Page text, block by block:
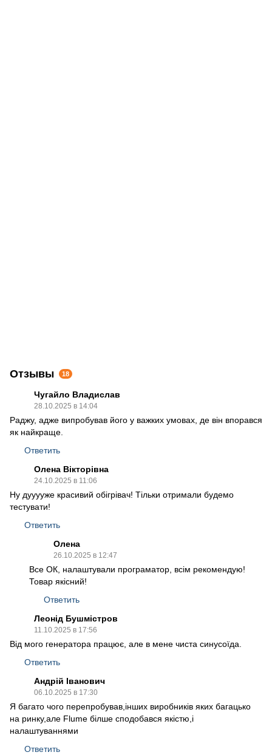
Отзывы 18
Чугайло Владислав
28.10.2025 в 14:04
Раджу, адже випробував його у важких умовах, де він впорався
як найкраще.
Ответить
Олена Вікторівна
24.10.2025 в 11:06
Ну дууууже красивий обігрівач! Тільки отримали будемо
тестувати!
Ответить
Олена
26.10.2025 в 12:47
Все ОК, налаштували програматор, всім рекомендую!
Товар якісний!
Ответить
Леонід Бушмістров
11.10.2025 в 17:56
Від мого генератора працює, але в мене чиста синусоїда.
Ответить
Андрій Іванович
06.10.2025 в 17:30
Я багато чого перепробував,інших виробників яких багацько
на ринку,але Flume білше сподобався якістю,і
налаштуваннями
Ответить